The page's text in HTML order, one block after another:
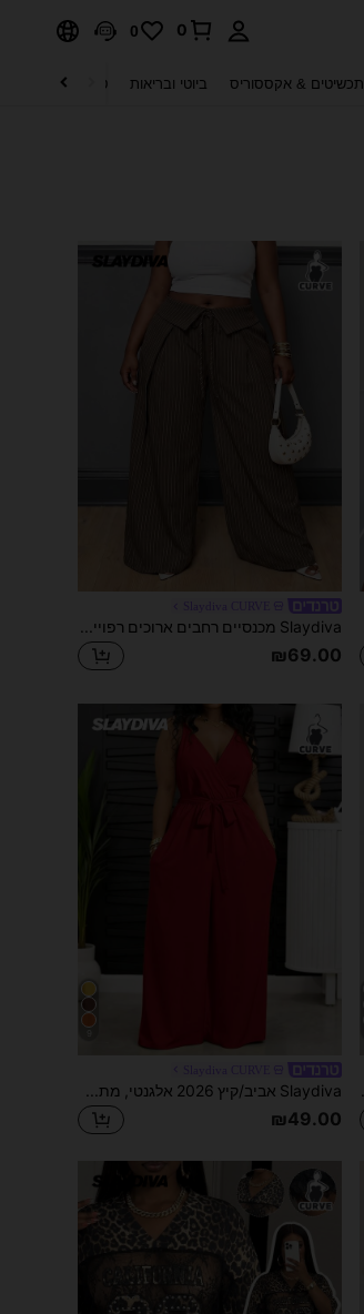
0
0
תכשיטים & אקססוריס ביוטי ובריאות טקסטיל לבית
₪69.00
₪49.00